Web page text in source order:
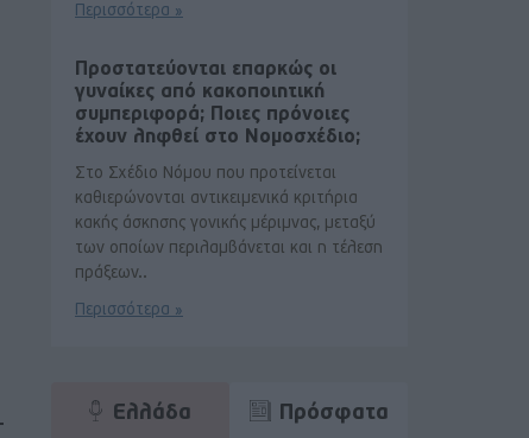
Περισσότερα »
Προστατεύονται επαρκώς οι
γυναίκες από κακοποιητική
συμπεριφορά; Ποιες πρόνοιες
έχουν ληφθεί στο Νομοσχέδιο;
Στο Σχέδιο Νόμου που προτείνεται
καθιερώνονται αντικειμενικά κριτήρια
κακής άσκησης γονικής μέριμνας, μεταξύ
των οποίων περιλαμβάνεται και η τέλεση
πράξεων..
Περισσότερα »
Ελλάδα Πρόσφατα